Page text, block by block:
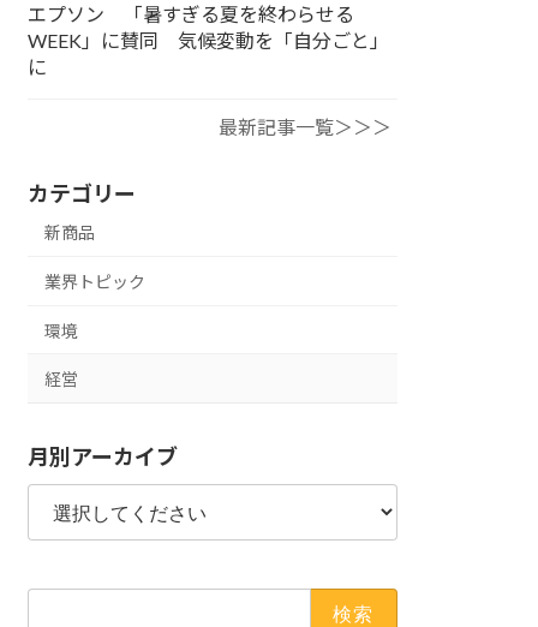
エプソン 「暑すぎる夏を終わらせる
WEEK」に賛同 気候変動を「自分ごと」
に
最新記事一覧＞＞＞
カテゴリー
新商品
業界トピック
環境
経営
月別アーカイブ